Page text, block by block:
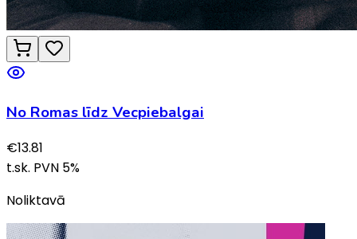
No Romas līdz Vecpiebalgai
€13.81
t.sk. PVN 5%
Noliktavā